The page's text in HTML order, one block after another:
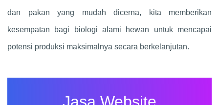
dan pakan yang mudah dicerna, kita memberikan
kesempatan bagi biologi alami hewan untuk mencapai
potensi produksi maksimalnya secara berkelanjutan.